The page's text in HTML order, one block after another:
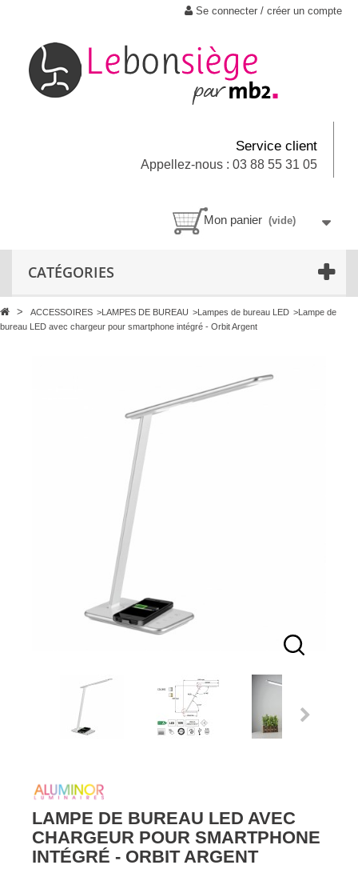
Se connecter / créer un compte
Service client
Appellez-nous : 03 88 55 31 05
Mon panier (vide)
CATÉGORIES
> ACCESSOIRES >LAMPES DE BUREAU >Lampes de bureau LED >Lampe de
bureau LED avec chargeur pour smartphone intégré - Orbit Argent
LAMPE DE BUREAU LED AVEC
CHARGEUR POUR SMARTPHONE
INTÉGRÉ - ORBIT ARGENT